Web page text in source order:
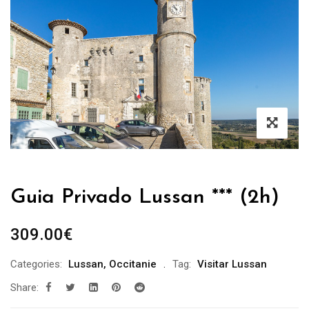
Guia Privado Lussan *** (2h)
309.00€
Categories: Lussan, Occitanie Tag: Visitar Lussan
Share: